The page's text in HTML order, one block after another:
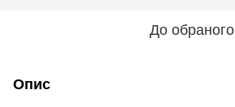
До обраного
Опис